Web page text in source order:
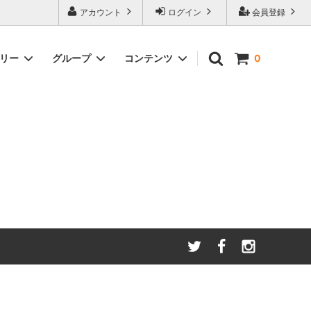
会員登録
ログイン
アカウント
0
ー グループ コンテンツ